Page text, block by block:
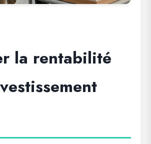
la rentabilité